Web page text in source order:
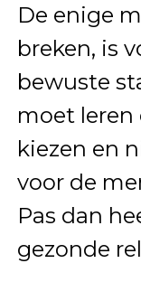
De enige
breken, is
bewuste
moet leren
kiezen en
voor de
Pas dan
gezonde